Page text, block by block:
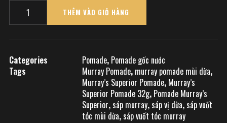
THÊM VÀO GIỎ HÀNG
Categories Pomade, Pomade gốc nước
Tags
Murray Pomade, murray pomade mùi dừa,
Murray’s Superior Pomade, Murray’s
Superior Pomade 32g, Pomade Murray’s
Superior,sáp murray,sáp vị dừa,sáp vuốt
tóc mùi dừa,sáp vuốt tóc murray